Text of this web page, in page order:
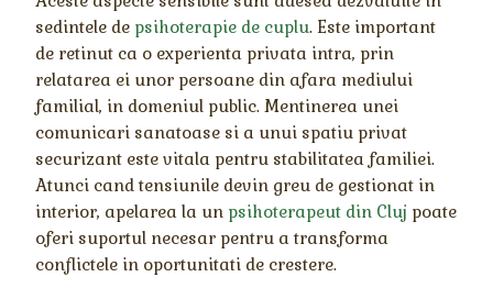
sedintele de psihoterapie de cuplu. Este important
de retinut ca o experienta privata intra, prin
relatarea ei unor persoane din afara mediului
familial, in domeniul public. Mentinerea unei
comunicari sanatoase si a unui spatiu privat
securizant este vitala pentru stabilitatea familiei.
Atunci cand tensiunile devin greu de gestionat in
interior, apelarea la un psihoterapeut din Cluj poate
oferi suportul necesar pentru a transforma
conflictele in oportunitati de crestere.